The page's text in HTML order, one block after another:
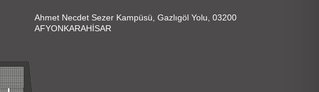
Ahmet Necdet Sezer Kampüsü, Gazlıgöl Yolu, 03200
AFYONKARAHİSAR